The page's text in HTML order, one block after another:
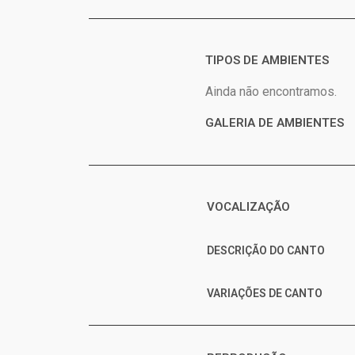
TIPOS DE AMBIENTES
Ainda não encontramos.
GALERIA DE AMBIENTES
VOCALIZAÇÃO
DESCRIÇÃO DO CANTO
VARIAÇÕES DE CANTO